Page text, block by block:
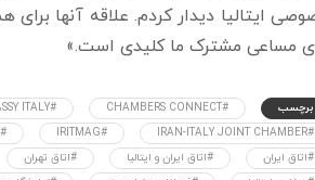
ایتالیا دیدار کردم. علاقه آنها
مساعی مشترک ما کلیدی است.»
برچسب #CHAMBERS CONNECT
#EMBASSY ITALY
#IRAN-ITALY JOINT CHAMBER
#IRITMAG
#ITALY
#اتاق ایران
#اتاق ایران و ایتالیا #اتاق تهران